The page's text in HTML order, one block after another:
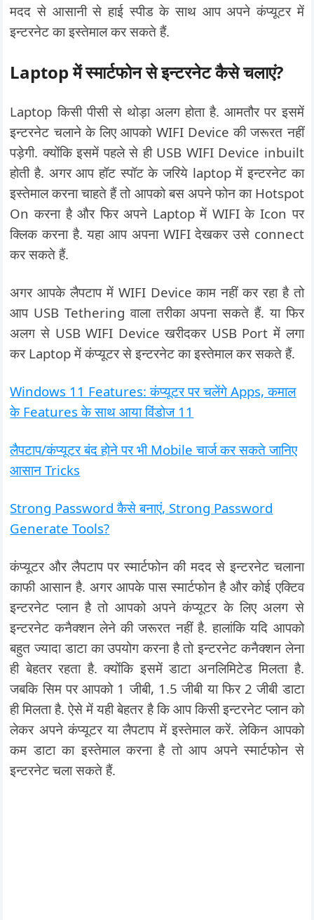
मदद से आसानी से हाई स्पीड के साथ आप अपने कंप्यूटर में
इन्टरनेट का इस्तेमाल कर सकते हैं.
Laptop में स्मार्टफोन से इन्टरनेट कैसे चलाएं?
Laptop किसी पीसी से थोड़ा अलग होता है. आमतौर पर इसमें
इन्टरनेट चलाने के लिए आपको WIFI Device की जरूरत नहीं
पड़ेगी. क्योंकि इसमें पहले से ही USB WIFI Device inbuilt
होती है. अगर आप हॉट स्पॉट के जरिये laptop में इन्टरनेट का
इस्तेमाल करना चाहते हैं तो आपको बस अपने फोन का Hotspot
On करना है और फिर अपने Laptop में WIFI के Icon पर
क्लिक करना है. यहा आप अपना WIFI देखकर उसे connect
कर सकते हैं.
अगर आपके लैपटाप में WIFI Device काम नहीं कर रहा है तो
आप USB Tethering वाला तरीका अपना सकते हैं. या फिर
अलग से USB WIFI Device खरीदकर USB Port में लगा
कर Laptop में कंप्यूटर से इन्टरनेट का इस्तेमाल कर सकते हैं.
Windows 11 Features: कंप्यूटर पर चलेंगे Apps, कमाल
के Features के साथ आया विंडोज 11
लैपटाप/कंप्यूटर बंद होने पर भी Mobile चार्ज कर सकते जानिए
आसान Tricks
Strong Password कैसे बनाएं, Strong Password
Generate Tools?
कंप्यूटर और लैपटाप पर स्मार्टफोन की मदद से इन्टरनेट चलाना
काफी आसान है. अगर आपके पास स्मार्टफोन है और कोई एक्टिव
इन्टरनेट प्लान है तो आपको अपने कंप्यूटर के लिए अलग से
इन्टरनेट कनैक्शन लेने की जरूरत नहीं है. हालांकि यदि आपको
बहुत ज्यादा डाटा का उपयोग करना है तो इन्टरनेट कनैक्शन लेना
ही बेहतर रहता है. क्योंकि इसमें डाटा अनलिमिटेड मिलता है.
जबकि सिम पर आपको 1 जीबी, 1.5 जीबी या फिर 2 जीबी डाटा
ही मिलता है. ऐसे में यही बेहतर है कि आप किसी इन्टरनेट प्लान को
लेकर अपने कंप्यूटर या लैपटाप में इस्तेमाल करें. लेकिन आपको
कम डाटा का इस्तेमाल करना है तो आप अपने स्मार्टफोन से
इन्टरनेट चला सकते हैं.